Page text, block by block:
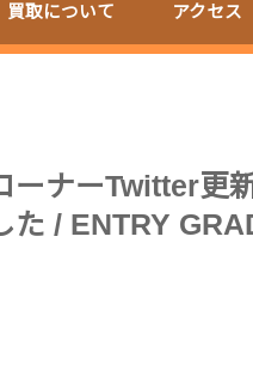
買取について アクセス
ナーTwitter更
た / ENTRY